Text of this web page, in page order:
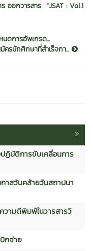
ออกวารสาร “JSAT : Vol.1
นดการอัพเกรด...
รนักศึกษาที่สำเร็จกา...
ฏิบัติการขับเคลื่อนการ
าสวันคล้ายวันสถาปนา
ามตีพิมพ์ในวารสารวิ
กจ่าย